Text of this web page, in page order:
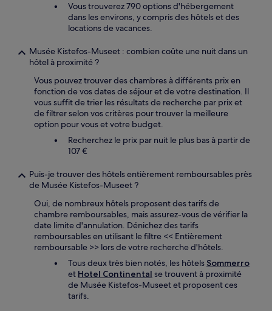
Vous trouverez 790 options d'hébergement
dans les environs, y compris des hôtels et des
locations de vacances.
Musée Kistefos-Museet : combien coûte une nuit dans un
hôtel à proximité ?
Vous pouvez trouver des chambres à différents prix en
fonction de vos dates de séjour et de votre destination. Il
vous suffit de trier les résultats de recherche par prix et
de filtrer selon vos critères pour trouver la meilleure
option pour vous et votre budget.
Recherchez le prix par nuit le plus bas à partir de
107 €
Puis-je trouver des hôtels entièrement remboursables près
de Musée Kistefos-Museet ?
Oui, de nombreux hôtels proposent des tarifs de
chambre remboursables, mais assurez-vous de vérifier la
date limite d'annulation. Dénichez des tarifs
remboursables en utilisant le filtre << Entièrement
remboursable >> lors de votre recherche d'hôtels.
Tous deux très bien notés, les hôtels Sommerro
et Hotel Continental se trouvent à proximité
de Musée Kistefos-Museet et proposent ces
tarifs.